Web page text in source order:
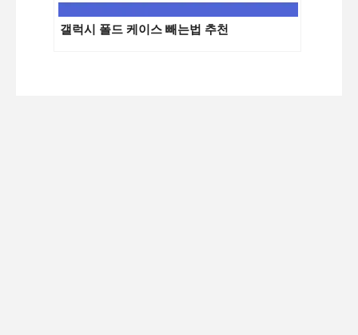
갤럭시 폴드 케이스 빼는법 추천